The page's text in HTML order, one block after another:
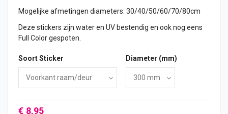
Mogelijke afmetingen diameters: 30/40/50/60/70/80cm
Deze stickers zijn water en UV bestendig en ook nog eens
Full Color gespoten.
Soort Sticker Diameter (mm)
€ 8,95